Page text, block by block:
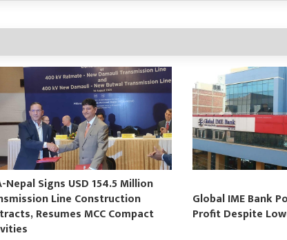
Nepal Signs USD 154.5 Million
Line Construction
Resumes MCC Compact
Global IME Bank
Profit Despite